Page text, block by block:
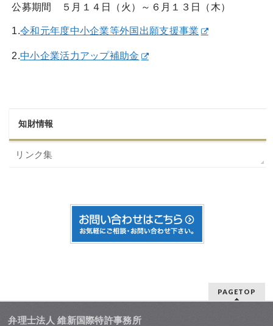
公募期間 ５月１４日（火）～６月１３日（木）
1.令和元年度中小企業等外国出願支援事業
2.中小企業活力アップ補助金
知財情報
リンク集
PAGETOP
弁理士法人 維新国際特許事務所